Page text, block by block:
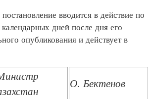
вводится в действие по
дней после дня его
опубликования и действует в
О. Бектенов